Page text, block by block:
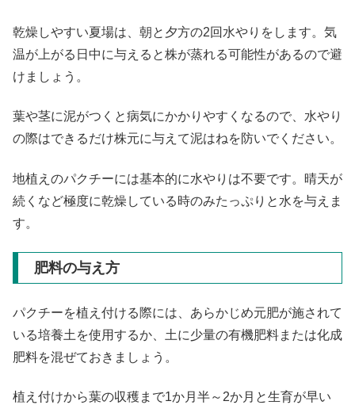
乾燥しやすい夏場は、朝と夕方の2回水やりをします。気
温が上がる日中に与えると株が蒸れる可能性があるので避
けましょう。
葉や茎に泥がつくと病気にかかりやすくなるので、水やり
の際はできるだけ株元に与えて泥はねを防いでください。
地植えのパクチーには基本的に水やりは不要です。晴天が
続くなど極度に乾燥している時のみたっぷりと水を与えま
す。
肥料の与え方
パクチーを植え付ける際には、あらかじめ元肥が施されて
いる培養土を使用するか、土に少量の有機肥料または化成
肥料を混ぜておきましょう。
植え付けから葉の収穫まで1か月半～2か月と生育が早い